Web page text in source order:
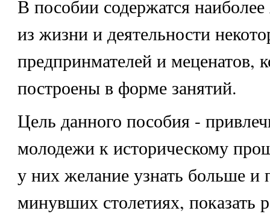
В пособии содержатся
из жизни и деятельности
предпринмателей и меценатов,
построены в форме занятий.
Цель данного пособия -
молодежи к историческому
у них желание узнать больше и
минувших столетиях, показать